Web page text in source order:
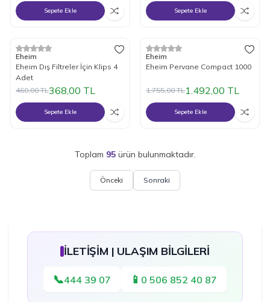
Sepete Ekle Sepete Ekle
%20İndirim
Eheim
Eheim Dış Filtreler İçin Klips 4
Adet
460,00TL368,00 TL
Sepete Ekle
%15İndirim
Eheim
Eheim Pervane Compact 1000
1.755,00TL1.492,00 TL
Sepete Ekle
Toplam 95ürün bulunmaktadır.
Önceki Sonraki
İLETİŞİM | ULAŞIM BİLGİLERİ
📞444 39 07 📱 0 506 852 40 87